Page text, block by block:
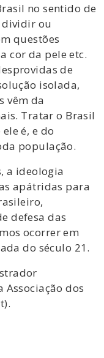
no sentido de
ou
questões
cor da pele etc.
de
isolada,
vêm da
Tratar o Brasil
é, e do
população.
a ideologia
apátridas para
defesa das
ocorrer em
do século 21.
dos